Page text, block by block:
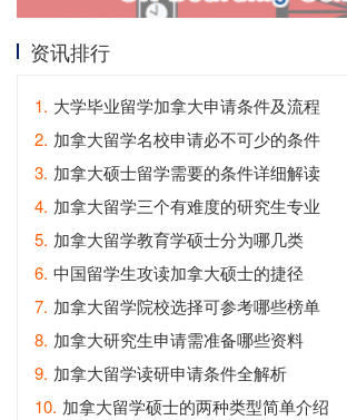
资讯排行
1. 大学毕业留学加拿大申请条件及流程
2. 加拿大留学名校申请必不可少的条件
3. 加拿大硕士留学需要的条件详细解读
4. 加拿大留学三个有难度的研究生专业
5. 加拿大留学教育学硕士分为哪几类
6. 中国留学生攻读加拿大硕士的捷径
7. 加拿大留学院校选择可参考哪些榜单
8. 加拿大研究生申请需准备哪些资料
9. 加拿大留学读研申请条件全解析
10. 加拿大留学硕士的两种类型简单介绍